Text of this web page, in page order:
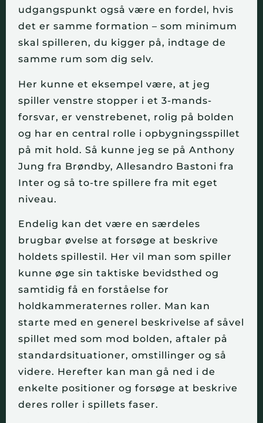
udgangspunkt også være en fordel, hvis
det er samme formation – som minimum
skal spilleren, du kigger på, indtage de
samme rum som dig selv.
Her kunne et eksempel være, at jeg
spiller venstre stopper i et 3-mands-
forsvar, er venstrebenet, rolig på bolden
og har en central rolle i opbygningsspillet
på mit hold. Så kunne jeg se på Anthony
Jung fra Brøndby, Allesandro Bastoni fra
Inter og så to-tre spillere fra mit eget
niveau.
Endelig kan det være en særdeles
brugbar øvelse at forsøge at beskrive
holdets spillestil. Her vil man som spiller
kunne øge sin taktiske bevidsthed og
samtidig få en forståelse for
holdkammeraternes roller. Man kan
starte med en generel beskrivelse af såvel
spillet med som mod bolden, aftaler på
standardsituationer, omstillinger og så
videre. Herefter kan man gå ned i de
enkelte positioner og forsøge at beskrive
deres roller i spillets faser.